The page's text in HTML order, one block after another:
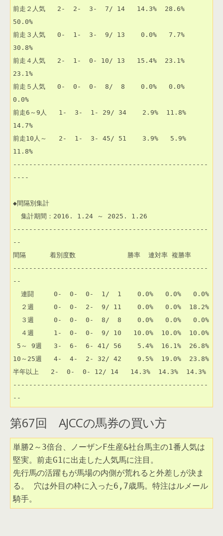
前走２人気   2-  2-  3-  7/ 14   14.3%  28.6%
50.0%
前走３人気   0-  1-  3-  9/ 13    0.0%   7.7%
30.8%
前走４人気   2-  1-  0- 10/ 13   15.4%  23.1%
23.1%
前走５人気   0-  0-  0-  8/  8    0.0%   0.0%
0.0%
前走6～9人   1-  3-  1- 29/ 34    2.9%  11.8%
14.7%
前走10人～   2-  1-  3- 45/ 51    3.9%   5.9%
11.8%
-------------------------------------------------
----
◆間隔別集計
-------------------------------------------------
--
間隔      着別度数             勝率  連対率 複勝率
-------------------------------------------------
--
10～25週   4-  4-  2- 32/ 42    9.5%  19.0%  23.8%
半年以上   2-  0-  0- 12/ 14   14.3%  14.3%  14.3%
-------------------------------------------------
第67回 AJCCの馬券の買い方
単勝2～3倍台、ノーザンF生産&社台馬主の1番人気は
堅実。前走G1に出走した人気馬に注目。
先行馬の活躍もが馬場の内側が荒れると外差しが決ま
る。 穴は外目の枠に入った6,7歳馬。特注はルメール
騎手。